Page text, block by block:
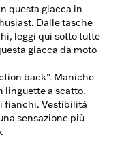
questa giacca in
Dalle tasche
leggi qui sotto tutte
giacca da moto
back”. Maniche
linguette a scatto.
fianchi. Vestibilità
sensazione più